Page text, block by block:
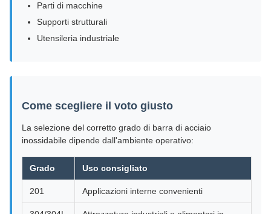
Parti di macchine
Supporti strutturali
Utensileria industriale
Come scegliere il voto giusto
La selezione del corretto grado di barra di acciaio
inossidabile dipende dall'ambiente operativo:
Grado Uso consigliato
201 Applicazioni interne convenienti